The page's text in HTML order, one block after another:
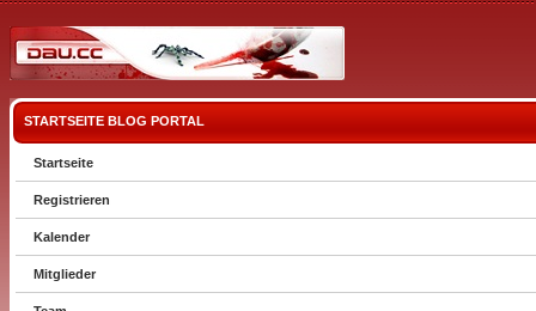
STARTSEITE BLOG PORTAL
Startseite
Registrieren
Kalender
Mitglieder